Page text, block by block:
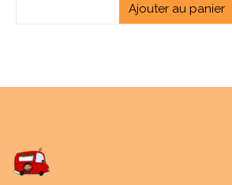
Ajouter au panier